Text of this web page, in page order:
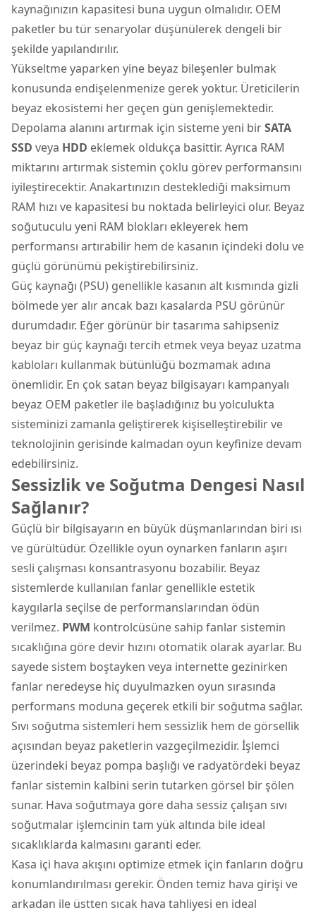
kaynağınızın kapasitesi buna uygun olmalıdır. OEM
paketler bu tür senaryolar düşünülerek dengeli bir
şekilde yapılandırılır.
Yükseltme yaparken yine beyaz bileşenler bulmak
konusunda endişelenmenize gerek yoktur. Üreticilerin
beyaz ekosistemi her geçen gün genişlemektedir.
Depolama alanını artırmak için sisteme yeni birSATA
SSD veya HDD eklemek oldukça basittir. Ayrıca RAM
miktarını artırmak sistemin çoklu görev performansını
iyileştirecektir. Anakartınızın desteklediği maksimum
RAM hızı ve kapasitesi bu noktada belirleyici olur. Beyaz
soğutuculu yeni RAM blokları ekleyerek hem
performansı artırabilir hem de kasanın içindeki dolu ve
güçlü görünümü pekiştirebilirsiniz.
Güç kaynağı (PSU) genellikle kasanın alt kısmında gizli
bölmede yer alır ancak bazı kasalarda PSU görünür
durumdadır. Eğer görünür bir tasarıma sahipseniz
beyaz bir güç kaynağı tercih etmek veya beyaz uzatma
kabloları kullanmak bütünlüğü bozmamak adına
önemlidir. En çok satan beyaz bilgisayarı kampanyalı
beyaz OEM paketler ile başladığınız bu yolculukta
sisteminizi zamanla geliştirerek kişiselleştirebilir ve
teknolojinin gerisinde kalmadan oyun keyfinize devam
edebilirsiniz.
Sessizlik ve Soğutma Dengesi Nasıl
Sağlanır?
Güçlü bir bilgisayarın en büyük düşmanlarından biri ısı
ve gürültüdür. Özellikle oyun oynarken fanların aşırı
sesli çalışması konsantrasyonu bozabilir. Beyaz
sistemlerde kullanılan fanlar genellikle estetik
kaygılarla seçilse de performanslarından ödün
verilmez. PWM kontrolcüsüne sahip fanlar sistemin
sıcaklığına göre devir hızını otomatik olarak ayarlar. Bu
sayede sistem boştayken veya internette gezinirken
fanlar neredeyse hiç duyulmazken oyun sırasında
performans moduna geçerek etkili bir soğutma sağlar.
Sıvı soğutma sistemleri hem sessizlik hem de görsellik
açısından beyaz paketlerin vazgeçilmezidir. İşlemci
üzerindeki beyaz pompa başlığı ve radyatördeki beyaz
fanlar sistemin kalbini serin tutarken görsel bir şölen
sunar. Hava soğutmaya göre daha sessiz çalışan sıvı
soğutmalar işlemcinin tam yük altında bile ideal
sıcaklıklarda kalmasını garanti eder.
Kasa içi hava akışını optimize etmek için fanların doğru
konumlandırılması gerekir. Önden temiz hava girişi ve
arkadan ile üstten sıcak hava tahliyesi en ideal